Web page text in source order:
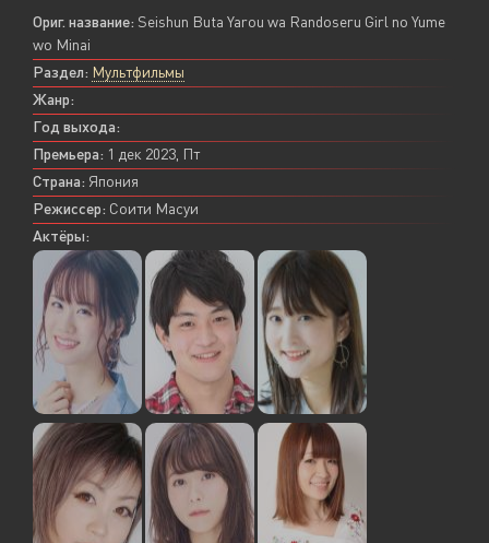
Ориг. название: Seishun Buta Yarou wa Randoseru Girl no Yume
wo Minai
Раздел: Мультфильмы
Жанр:
Год выхода:
Премьера: 1 дек 2023, Пт
Страна: Япония
Режиссер: Соити Масуи
Актёры: